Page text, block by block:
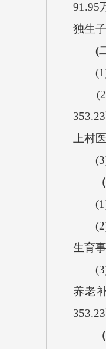
91.95
独生
(
353.23
上村
生育
养老
353.23